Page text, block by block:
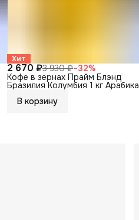
Хит
2 670 ₽3 930 ₽−32%
Кофе в зернах Прайм Блэнд
Бразилия Колумбия 1 кг Арабика
В корзину